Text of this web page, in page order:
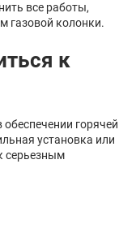
все работы,
газовой колонки.
к
горячей
установка или
серьезным